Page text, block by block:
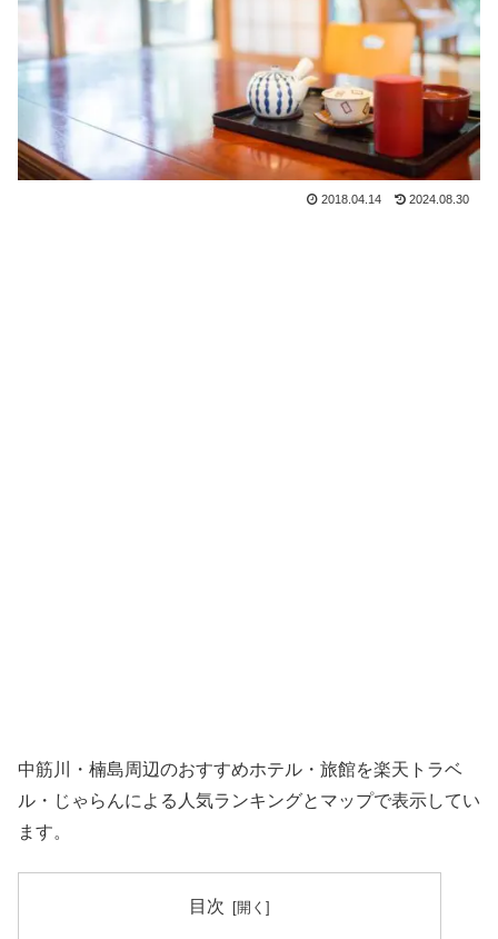
2018.04.14 2024.08.30
中筋川・楠島周辺のおすすめホテル・旅館を楽天トラベ
ル・じゃらんによる人気ランキングとマップで表示してい
ます。
目次